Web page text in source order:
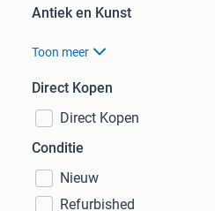
Antiek en Kunst
Toon meer
Direct Kopen
Direct Kopen
Conditie
Nieuw
Refurbished